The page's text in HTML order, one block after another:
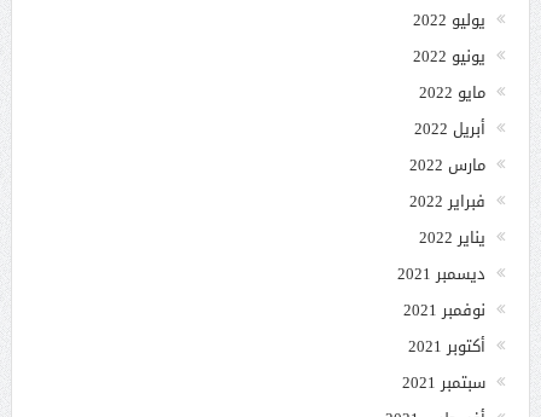
يوليو 2022
يونيو 2022
مايو 2022
أبريل 2022
مارس 2022
فبراير 2022
يناير 2022
ديسمبر 2021
نوفمبر 2021
أكتوبر 2021
سبتمبر 2021